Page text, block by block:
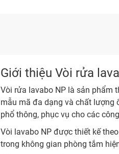
Giới thiệu Vòi rửa
Vòi rửa lavabo NP là sản phẩm
mẫu mã đa dạng và chất lượng
phổ thông, phục vụ cho các
Vòi lavabo NP được thiết kế
trong không gian phòng tắm